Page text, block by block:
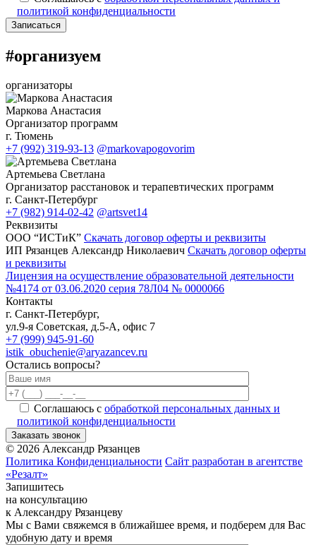
политикой конфиденциальности
Записаться
#организуем
организаторы
Маркова Анастасия
Организатор программ
г. Тюмень
+7 (992) 319-93-13 @markovapogovorim
Артемьева Светлана
Организатор расстановок и терапевтических программ
г. Санкт-Петербург
+7 (982) 914-02-42 @artsvet14
Реквизиты
ООО “ИСТиК” Скачать договор оферты и реквизиты
ИП Рязанцев Александр Николаевич Скачать договор оферты
и реквизиты
Лицензия на осуществление образовательной деятельности
№4174 от 03.06.2020 серия 78Л04 № 0000066
Контакты
г. Санкт-Петербург,
ул.9-я Советская, д.5-А, офис 7
+7 (999) 945-91-60
istik_obuchenie@aryazancev.ru
Остались вопросы?
Соглашаюсь с обработкой персональных данных и
политикой конфиденциальности
Заказать звонок
Alternative:
© 2026 Александр Рязанцев
Политика Конфиденциальности Сайт разработан в агентстве
«Резалт»
Запишитесь
на консультацию
к Александру Рязанцеву
Мы с Вами свяжемся в ближайшее время, и подберем для Вас
удобную дату и время